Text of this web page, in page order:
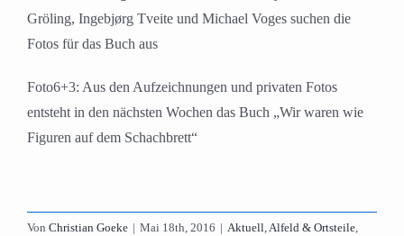
Gröling, Ingebjørg Tveite und Michael Voges suchen die
Fotos für das Buch aus
Foto6+3: Aus den Aufzeichnungen und privaten Fotos
entsteht in den nächsten Wochen das Buch „Wir waren wie
Figuren auf dem Schachbrett“
Von Christian Goeke | Mai 18th, 2016 | Aktuell,Alfeld & Ortsteile,